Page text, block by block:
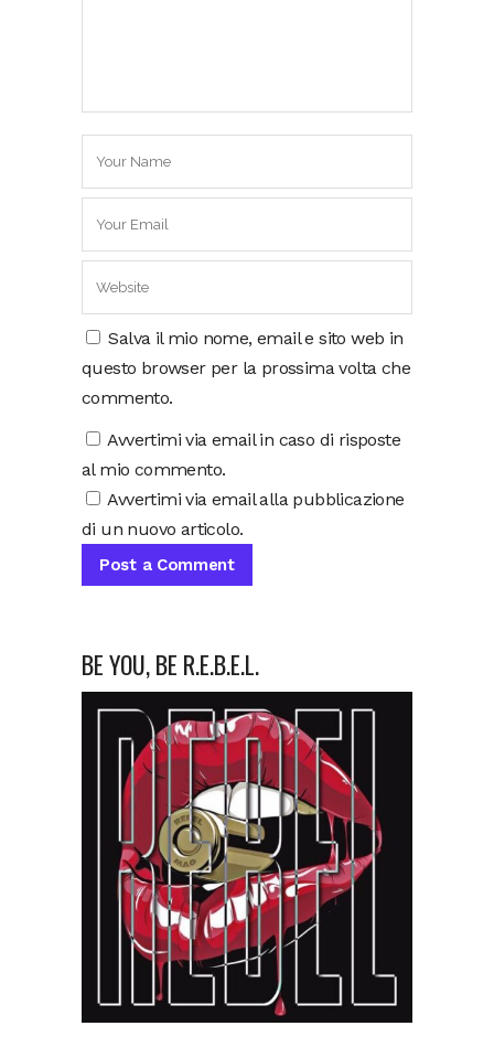
Salva il mio nome, email e sito web in
questo browser per la prossima volta che
commento.
Avvertimi via email in caso di risposte
al mio commento.
Avvertimi via email alla pubblicazione
di un nuovo articolo.
BE YOU, BE R.E.B.E.L.